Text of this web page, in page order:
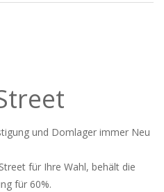
und Domlager immer Neu
für Ihre Wahl, behält die
für 60%.